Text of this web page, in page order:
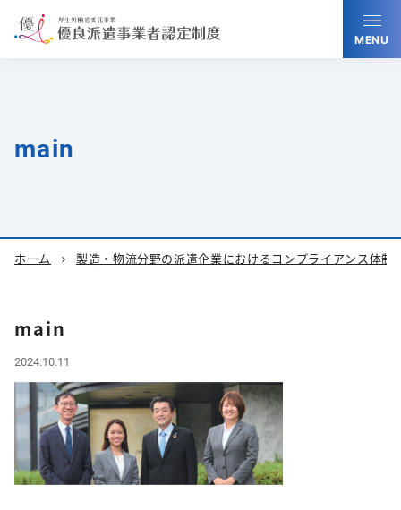
MENU
main
ホーム chevron_right 製造・物流分野の派遣企業におけるコンプライアンス体
main
2024.10.11